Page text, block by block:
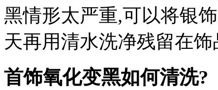
黑情形太严重,可以将银
天再用清水洗净残留在
首饰氧化变黑如何清洗?